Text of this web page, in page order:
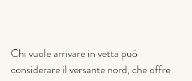
Chi vuole arrivare in vetta può
considerare il versante nord, che offre